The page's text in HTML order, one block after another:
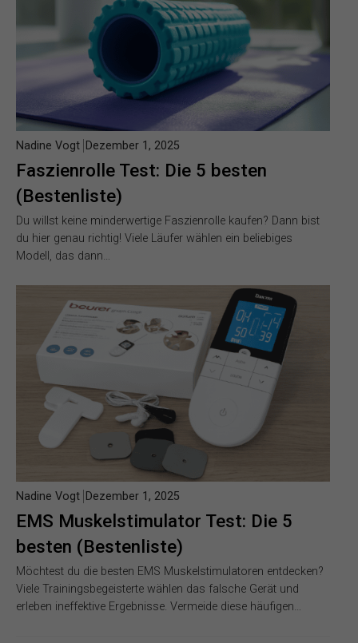
Faszienrolle Test: Die 5 besten
(Bestenliste)
Nadine Vogt Dezember 1, 2025
Du willst keine minderwertige Faszienrolle kaufen? Dann bist
du hier genau richtig! Viele Läufer wählen ein beliebiges
Modell, das dann…
EMS Muskelstimulator Test: Die 5
besten (Bestenliste)
Nadine Vogt Dezember 1, 2025
Möchtest du die besten EMS Muskelstimulatoren entdecken?
Viele Trainingsbegeisterte wählen das falsche Gerät und
erleben ineffektive Ergebnisse. Vermeide diese häufigen…